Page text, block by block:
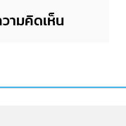
ามคิดเห็น